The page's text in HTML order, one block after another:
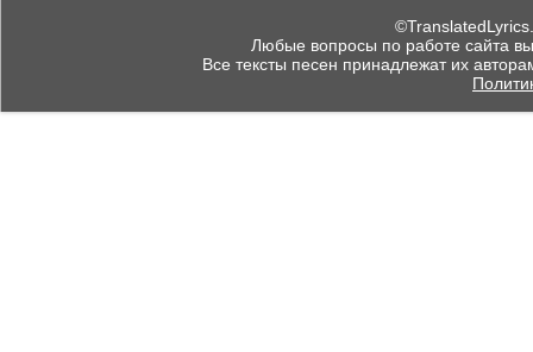
Любые вопросы по работе сайта
Все тексты песен принадлежат их